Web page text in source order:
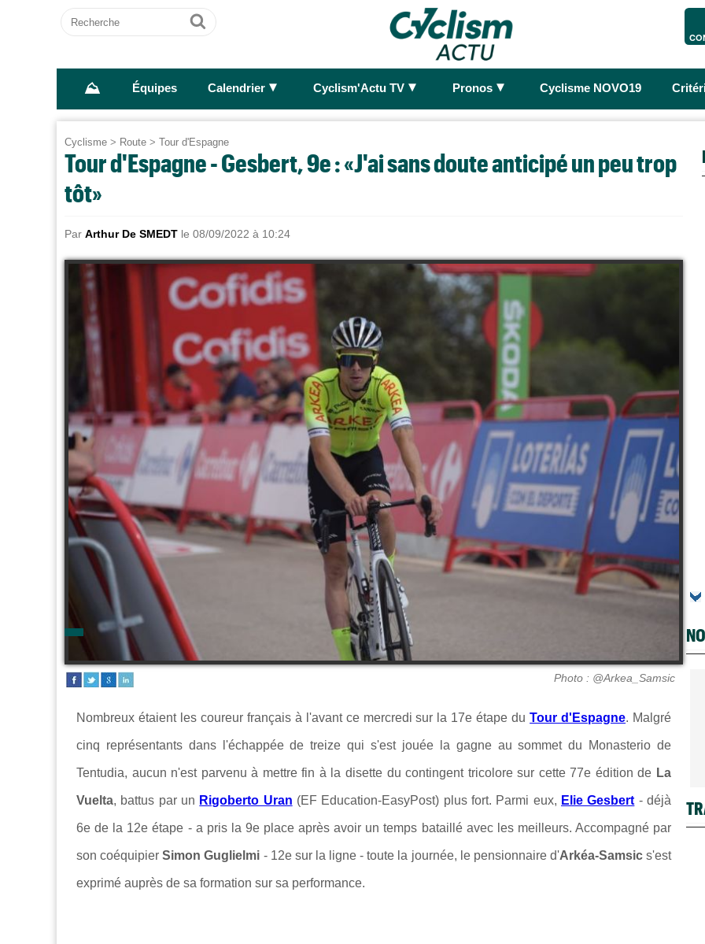
Recherche
Ok
⛰ Équipes Calendrier ► Cyclism'Actu TV ► Pronos ► Cyclisme NOVO19
Cyclisme > Route > Tour d'Espagne
Tour d'Espagne - Gesbert, 9e : «J'ai sans doute anticipé un peu trop
tôt»
Par Arthur De SMEDT le 08/09/2022 à 10:24
Photo : @Arkea_Samsic
Nombreux étaient les coureur français à l'avant ce mercredi sur la 17e étape duTour d'Espagne. Malgré
cinq représentants dans l'échappée de treize qui s'est jouée la gagne au sommet du Monasterio de
Tentudia, aucun n'est parvenu à mettre fin à la disette du contingent tricolore sur cette 77e édition de La
Vuelta, battus par un Rigoberto Uran (EF Education-EasyPost) plus fort. Parmi eux, Elie Gesbert - déjà
6e de la 12e étape - a pris la 9e place après avoir un temps bataillé avec les meilleurs. Accompagné par
son coéquipierSimon Guglielmi - 12e sur la ligne - toute la journée, le pensionnaire d'Arkéa-Samsics'est
exprimé auprès de sa formation sur sa performance.